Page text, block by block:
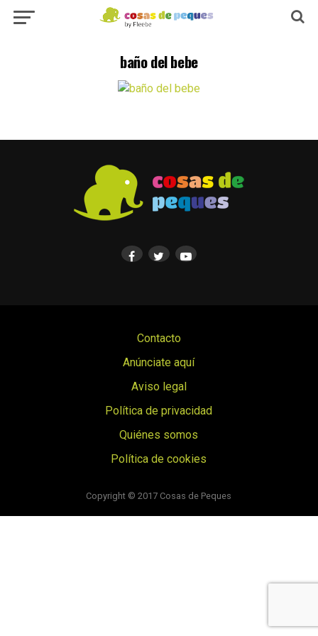
baño del bebe
Contacto
Anúnciate aquí
Aviso legal
Política de privacidad
Quiénes somos
Política de cookies
Copyright © 2017 Cosas de Peques